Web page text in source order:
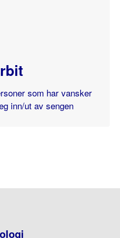
som har vansker
inn/ut av sengen